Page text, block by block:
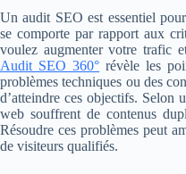
Un audit SEO est essentiel
se comporte par rapport aux
voulez augmenter votre trafic
Audit SEO 360° révèle les
problèmes techniques ou des
d’atteindre ces objectifs. Selon
web souffrent de contenus
Résoudre ces problèmes peut
de visiteurs qualifiés.